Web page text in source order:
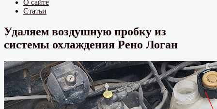
О сайте
Статьи
Удаляем воздушную пробку из
системы охлаждения Рено Логан